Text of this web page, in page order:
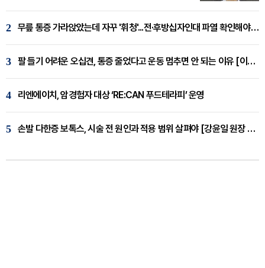
2 무릎 통증 가라앉았는데 자꾸 '휘청'...전·후방십자인대 파열 확인해야 [곽우경 원장 칼럼]
3 팔 들기 어려운 오십견, 통증 줄었다고 운동 멈추면 안 되는 이유 [이병욱 원장 칼럼]
4 리엔에이치, 암경험자 대상 ‘RE:CAN 푸드테라피’ 운영
5 손발 다한증 보톡스, 시술 전 원인과 적용 범위 살펴야 [강윤일 원장 칼럼]